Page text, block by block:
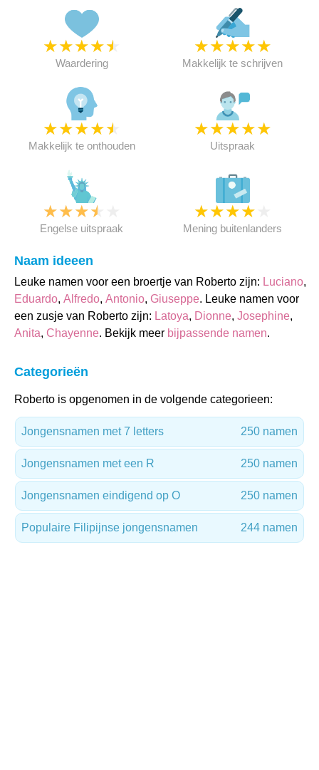
★★★★★
Waardering
★★★★★
Makkelijk te schrijven
★★★★★
Makkelijk te onthouden
★★★★★
Uitspraak
★★★★
Engelse uitspraak
★★★★
Mening buitenlanders
Naam ideeen
Leuke namen voor een broertje van Roberto zijn: Luciano,
Eduardo, Alfredo, Antonio, Giuseppe. Leuke namen voor
een zusje van Roberto zijn: Latoya, Dionne, Josephine,
Anita, Chayenne. Bekijk meer bijpassende namen.
Categorieën
Roberto is opgenomen in de volgende categorieen:
Jongensnamen met 7 letters 250 namen
Jongensnamen met een R 250 namen
Jongensnamen eindigend op O 250 namen
Populaire Filipijnse jongensnamen 244 namen